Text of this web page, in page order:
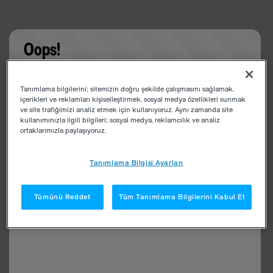
Oops!
app
Tanımlama bilgilerini; sitemizin doğru şekilde çalışmasını sağlamak,
içerikleri ve reklamları kişiselleştirmek, sosyal medya özellikleri sunmak
ve site trafiğimizi analiz etmek için kullanıyoruz. Aynı zamanda site
kullanımınızla ilgili bilgileri; sosyal medya, reklamcılık ve analiz
ortaklarımızla paylaşıyoruz.
Tanımlama Bilgisi Ayarları
Tümünü Reddet Tüm Tanımlama Bilgilerini Kabul Et